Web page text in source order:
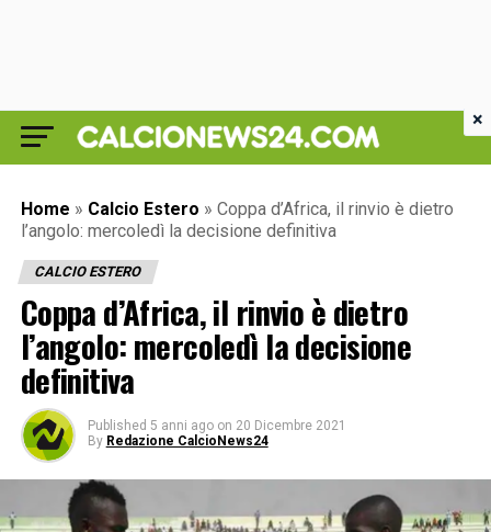
Home » Calcio Estero » Coppa d’Africa, il rinvio è dietro
l’angolo: mercoledì la decisione definitiva
CALCIO ESTERO
Coppa d’Africa, il rinvio è dietro
l’angolo: mercoledì la decisione
definitiva
Published 5 anni ago on 20 Dicembre 2021
By Redazione CalcioNews24
×